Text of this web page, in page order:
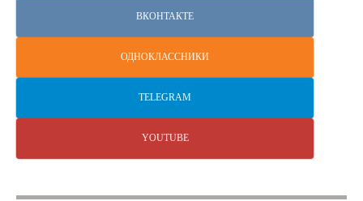
ВКОНТАКТЕ
ОДНОКЛАССНИКИ
TELEGRAM
YOUTUBE